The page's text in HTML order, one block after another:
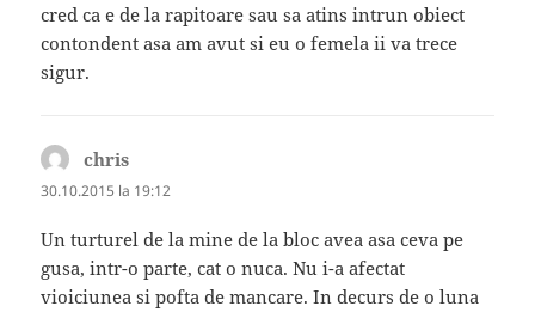
cred ca e de la rapitoare sau sa atins intrun obiect
contondent asa am avut si eu o femela ii va trece
sigur.
chris
30.10.2015 la 19:12
Un turturel de la mine de la bloc avea asa ceva pe
gusa, intr-o parte, cat o nuca. Nu i-a afectat
vioiciunea si pofta de mancare. In decurs de o luna